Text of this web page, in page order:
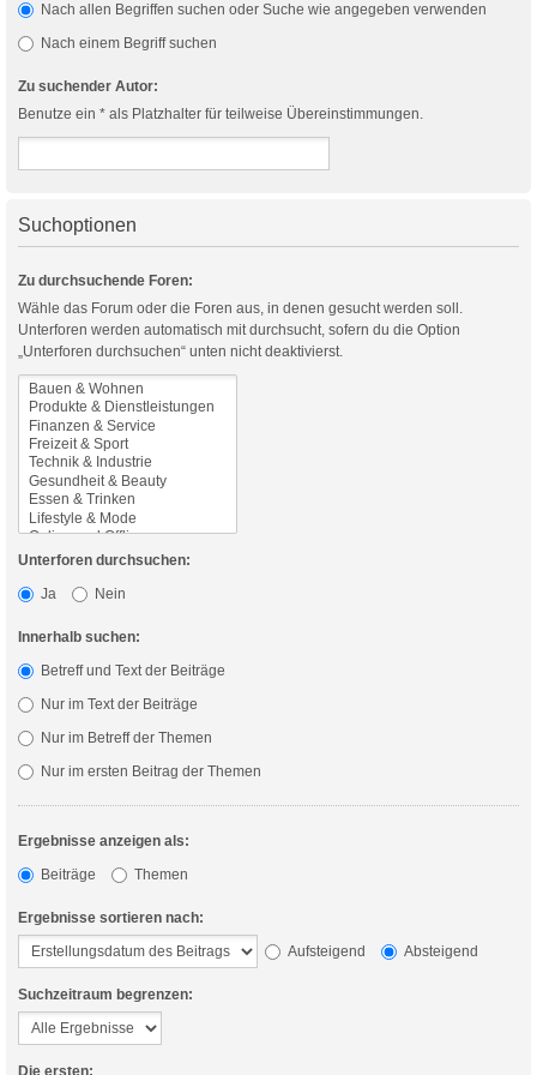
Nach allen Begriffen suchen oder Suche wie angegeben verwenden
Nach einem Begriff suchen
Zu suchender Autor:
Benutze ein * als Platzhalter für teilweise Übereinstimmungen.
Suchoptionen
Zu durchsuchende Foren:
Wähle das Forum oder die Foren aus, in denen gesucht werden soll.
Unterforen werden automatisch mit durchsucht, sofern du die Option
„Unterforen durchsuchen“ unten nicht deaktivierst.
Unterforen durchsuchen:
Ja
Nein
Innerhalb suchen:
Betreff und Text der Beiträge
Nur im Text der Beiträge
Nur im Betreff der Themen
Nur im ersten Beitrag der Themen
Ergebnisse anzeigen als:
Beiträge
Themen
Ergebnisse sortieren nach:
Aufsteigend
Absteigend
Suchzeitraum begrenzen:
Die ersten: